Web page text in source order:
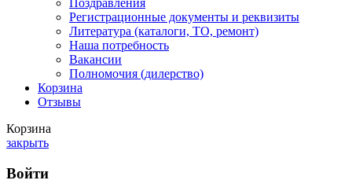
Регистрационные документы и реквизиты
Литература (каталоги, ТО, ремонт)
Наша потребность
Вакансии
Полномочия (дилерство)
Корзина
Отзывы
Корзина
закрыть
Войти